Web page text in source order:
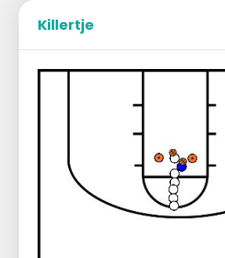
alle spelers gaan op een
zitten
benen gestrekt houden
2de oefening = iedereen
rechts door
3de oefening = zelfde met
ballen doen of 1 of 2
Killertje